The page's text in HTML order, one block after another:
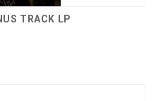
TRACK LP